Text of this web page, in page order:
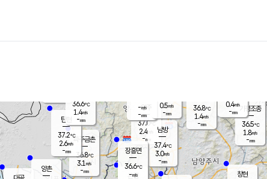
양주
37.0℃
2.4
-mm
파주금촌
36.8℃
3.1 m/s
-mm
가평조종
36.5℃
1.8m/s
-mm
36.8℃
1.4m/s
-mm
창현
탄현
37.2℃
2.6m/s
-mm
0.4m/s
-mm
양촌
은평
남방
37.4℃
3.0m/s
-mm
장흥면
36.6℃
-m/s
-m/s
-mm
36.6℃
1.4m/s
-mm
0.5m/s
-mm